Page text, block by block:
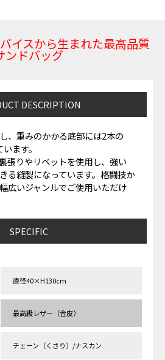
イスから生まれた最高品質
ンドバッグ
DESCRIPTION
、重みのかかる底部には2本の
ます。
張りやリベットを使用し、強い
る縫製になっています。格闘技か
広いジャンルでご使用いただけ
SPECIFIC
直径40×H130cm
最高級レザー（合皮）
チェーン（くさり）/ナスカン